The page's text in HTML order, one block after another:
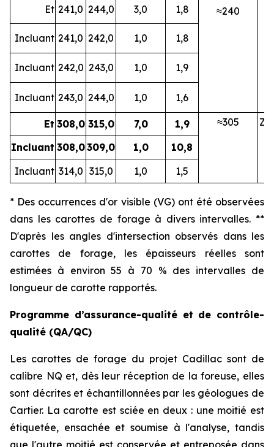
Et 241,0 244,0 3,0 1,8 ≈240
Incluant 241,0 242,0 1,0 1,8
Incluant 242,0 243,0 1,0 1,9
Incluant 243,0 244,0 1,0 1,6
Et 308,0 315,0 7,0 1,9 ≈305
Incluant 308,0309,0 1,0
10,8
Incluant 314,0 315,0 1,0 1,5
* Des occurrences d'or visible (VG) ont été observées
dans les carottes de forage à divers intervalles. **
D'après les angles d'intersection observés dans les
carottes de forage, les épaisseurs réelles sont
estimées à environ 55 à 70 % des intervalles de
longueur de carotte rapportés.
Programme d’assurance-qualité et de contrôle-
qualité (QA/QC)
Les carottes de forage du projet Cadillac sont de
calibre NQ et, dès leur réception de la foreuse, elles
sont décrites et échantillonnées par les géologues de
Cartier. La carotte est sciée en deux : une moitié est
étiquetée, ensachée et soumise à l'analyse, tandis
que l'autre moitié est conservée et entreposée dans